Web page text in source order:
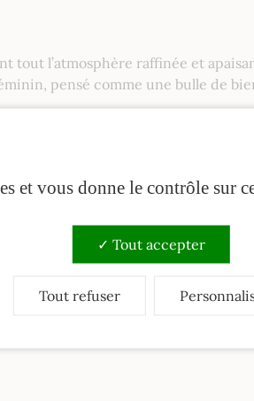
tout l’atmosphère raffinée et
pensé comme une bulle de
élégant,
douce,
parisienne,
rappeler la féminité.
pour toutes celles qui recherchent
et vous donne le contrôle sur
Tout accepter
Tout refuser